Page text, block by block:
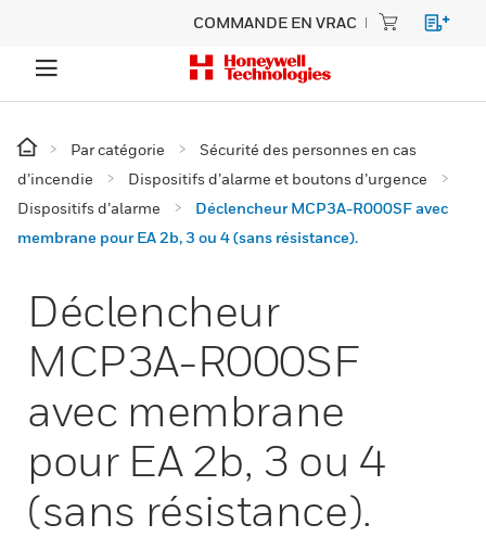
COMMANDE EN VRAC
Par catégorie
Sécurité des personnes en cas
d’incendie
Dispositifs d’alarme et boutons d’urgence
Dispositifs d’alarme
Déclencheur MCP3A-R000SF avec
membrane pour EA 2b, 3 ou 4 (sans résistance).
Déclencheur
MCP3A-R000SF
avec membrane
pour EA 2b, 3 ou 4
(sans résistance).